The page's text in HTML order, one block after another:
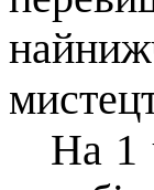
На 1